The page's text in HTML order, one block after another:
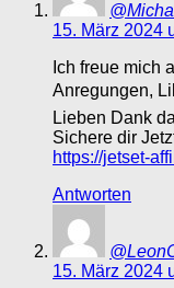
15. März 2024
Ich freue mich
Anregungen,
Lieben Dank
Sichere dir
https://jetset-
Antworten
15. März 2024